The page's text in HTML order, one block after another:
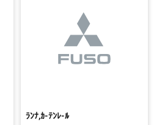
ﾗﾝﾅ,ｶ-ﾃﾝﾚ-ﾙ